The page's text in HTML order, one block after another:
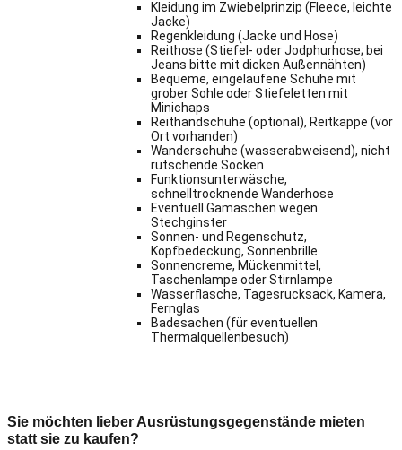
Kleidung im Zwiebelprinzip (Fleece, leichte
Jacke)
Regenkleidung (Jacke und Hose)
Reithose (Stiefel- oder Jodphurhose; bei
Jeans bitte mit dicken Außennähten)
Bequeme, eingelaufene Schuhe mit
grober Sohle oder Stiefeletten mit
Minichaps
Reithandschuhe (optional), Reitkappe (vor
Ort vorhanden)
Wanderschuhe (wasserabweisend), nicht
rutschende Socken
Funktionsunterwäsche,
schnelltrocknende Wanderhose
Eventuell Gamaschen wegen
Stechginster
Sonnen- und Regenschutz,
Kopfbedeckung, Sonnenbrille
Sonnencreme, Mückenmittel,
Taschenlampe oder Stirnlampe
Wasserflasche, Tagesrucksack, Kamera,
Fernglas
Badesachen (für eventuellen
Thermalquellenbesuch)
Sie möchten lieber Ausrüstungsgegenstände mieten
statt sie zu kaufen?